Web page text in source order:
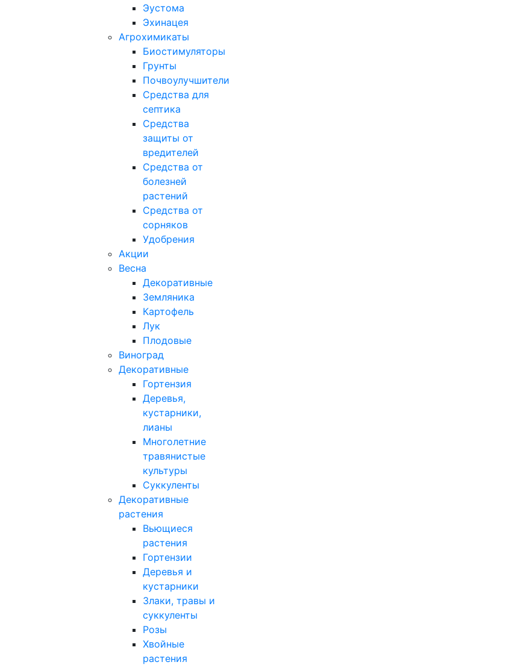
Эустома
Эхинацея
Агрохимикаты
Биостимуляторы
Грунты
Почвоулучшители
Средства для
септика
Средства
защиты от
вредителей
Средства от
болезней
растений
Средства от
сорняков
Удобрения
Акции
Весна
Декоративные
Земляника
Картофель
Лук
Плодовые
Виноград
Декоративные
Гортензия
Деревья,
кустарники,
лианы
Многолетние
травянистые
культуры
Суккуленты
Декоративные
растения
Вьющиеся
растения
Гортензии
Деревья и
кустарники
Злаки, травы и
суккуленты
Розы
Хвойные
растения